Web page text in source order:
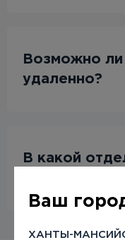
Ваш
ХАНТЫ-
Возможно ли
удаленно?
В какой